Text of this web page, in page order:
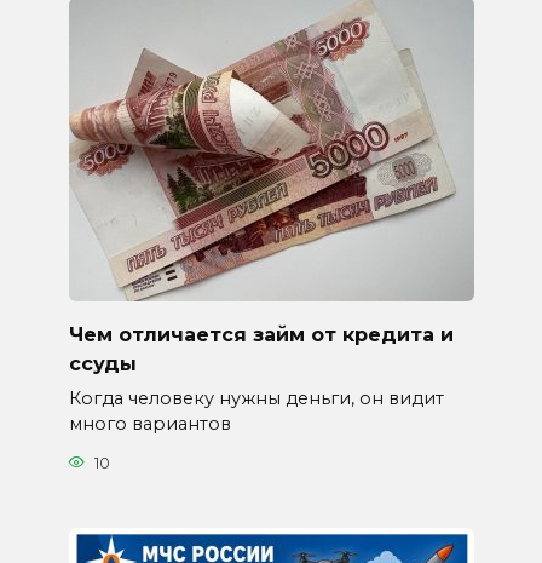
Чем отличается займ от кредита и
ссуды
Когда человеку нужны деньги, он видит
много вариантов
10